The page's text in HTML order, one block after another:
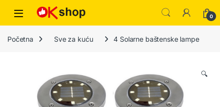
0
Početna Sve za kuću 4 Solarne baštenske lampe
🔍